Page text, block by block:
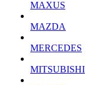
MAXUS
MAZDA
MERCEDES
MITSUBISHI